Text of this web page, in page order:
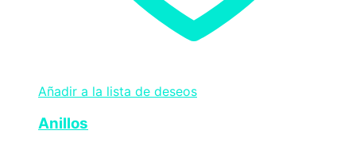
Añadir a la lista de deseos
Anillos